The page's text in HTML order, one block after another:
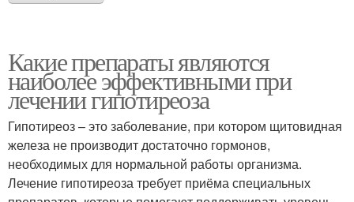
Какие препараты являются
наиболее эффективными при
лечении гипотиреоза
Гипотиреоз – это заболевание, при котором щитовидная
железа не производит достаточно гормонов,
необходимых для нормальной работы организма.
Лечение гипотиреоза требует приёма специальных